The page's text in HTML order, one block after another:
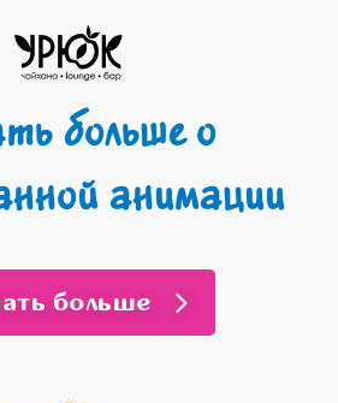
больше о
анимации
больше